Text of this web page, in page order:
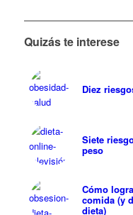
Quizás te interese
Diez
Siete
peso
Cómo
comida (y
dieta)